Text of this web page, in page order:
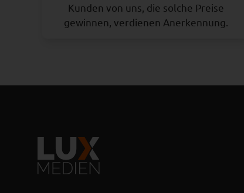
Kunden von uns, die solche Preise
gewinnen, verdienen Anerkennung.